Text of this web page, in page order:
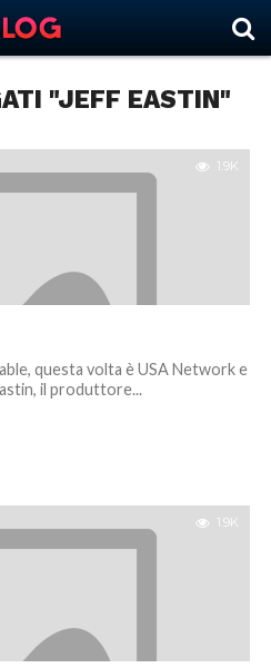
"JEFF EASTIN"
1.9K
questa volta è USA Network e
il produttore...
1.9K